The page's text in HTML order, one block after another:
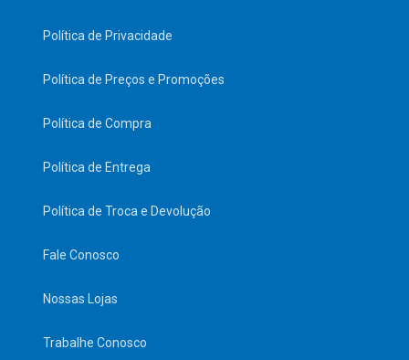
Política de Privacidade
Política de Preços e Promoções
Política de Compra
Política de Entrega
Política de Troca e Devolução
Fale Conosco
Nossas Lojas
Trabalhe Conosco